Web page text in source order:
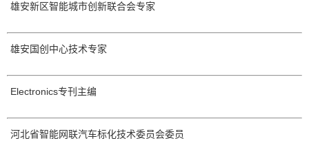
雄安新区智能城市创新联合会专家
雄安国创中心技术专家
Electronics专刊主编
河北省智能网联汽车标化技术委员会委员